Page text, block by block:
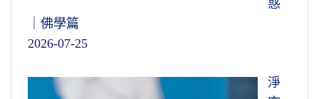
惑
｜佛學篇
2026-07-25
淨